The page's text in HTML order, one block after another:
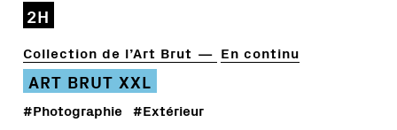
2H
Collection de l’Art Brut En continu
ART BRUT XXL
#Photographie #Extérieur